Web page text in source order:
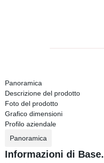
Panoramica
Descrizione del prodotto
Foto del prodotto
Grafico dimensioni
Profilo aziendale
Panoramica
Informazioni di Base.